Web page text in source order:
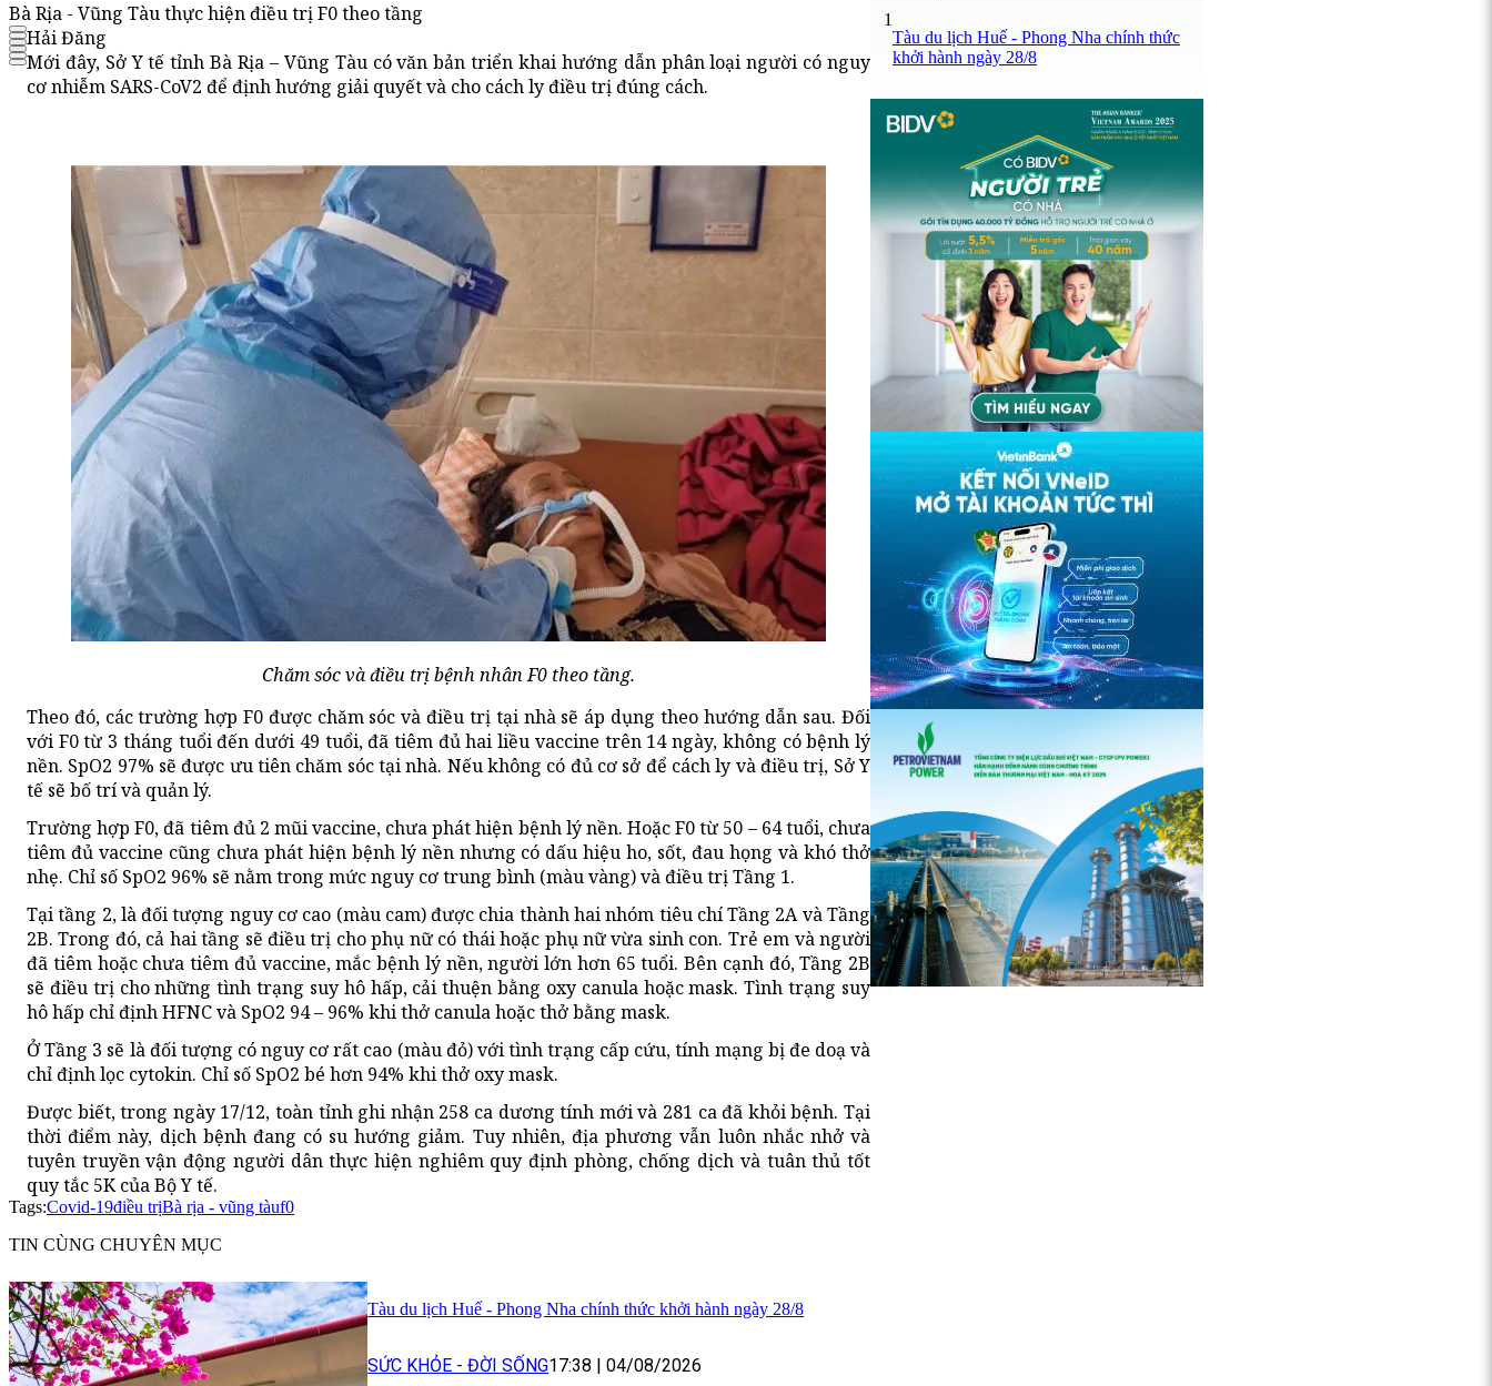
Bà Rịa - Vũng Tàu thực hiện điều trị F0 theo tầng
Hải Đăng
Mới đây, Sở Y tế tỉnh Bà Rịa – Vũng Tàu có văn bản triển khai hướng dẫn phân loại người có nguy
cơ nhiễm SARS-CoV2 để định hướng giải quyết và cho cách ly điều trị đúng cách.
Chăm sóc và điều trị bệnh nhân F0 theo tầng.
Theo đó, các trường hợp F0 được chăm sóc và điều trị tại nhà sẽ áp dụng theo hướng dẫn sau. Đối
với F0 từ 3 tháng tuổi đến dưới 49 tuổi, đã tiêm đủ hai liều vaccine trên 14 ngày, không có bệnh lý
nền. SpO2 97% sẽ được ưu tiên chăm sóc tại nhà. Nếu không có đủ cơ sở để cách ly và điều trị, Sở Y
tế sẽ bố trí và quản lý.
Trường hợp F0, đã tiêm đủ 2 mũi vaccine, chưa phát hiện bệnh lý nền. Hoặc F0 từ 50 – 64 tuổi, chưa
tiêm đủ vaccine cũng chưa phát hiện bệnh lý nền nhưng có dấu hiệu ho, sốt, đau họng và khó thở
nhẹ. Chỉ số SpO2 96% sẽ nằm trong mức nguy cơ trung bình (màu vàng) và điều trị Tầng 1.
Tại tầng 2, là đối tượng nguy cơ cao (màu cam) được chia thành hai nhóm tiêu chí Tầng 2A và Tầng
2B. Trong đó, cả hai tầng sẽ điều trị cho phụ nữ có thái hoặc phụ nữ vừa sinh con. Trẻ em và người
đã tiêm hoặc chưa tiêm đủ vaccine, mắc bệnh lý nền, người lớn hơn 65 tuổi. Bên cạnh đó, Tầng 2B
sẽ điều trị cho những tình trạng suy hô hấp, cải thuện bằng oxy canula hoặc mask. Tình trạng suy
hô hấp chỉ định HFNC và SpO2 94 – 96% khi thở canula hoặc thở bằng mask.
Ở Tầng 3 sẽ là đối tượng có nguy cơ rất cao (màu đỏ) với tình trạng cấp cứu, tính mạng bị đe doạ và
chỉ định lọc cytokin. Chỉ số SpO2 bé hơn 94% khi thở oxy mask.
Được biết, trong ngày 17/12, toàn tỉnh ghi nhận 258 ca dương tính mới và 281 ca đã khỏi bệnh. Tại
thời điểm này, dịch bệnh đang có su hướng giảm. Tuy nhiên, địa phương vẫn luôn nhắc nhở và
tuyên truyền vận động người dân thực hiện nghiêm quy định phòng, chống dịch và tuân thủ tốt
quy tắc 5K của Bộ Y tế.
Tags:Covid-19điều trịBà rịa - vũng tàuf0
TIN CÙNG CHUYÊN MỤC
Tàu du lịch Huế - Phong Nha chính thức khởi hành ngày 28/8
SỨC KHỎE - ĐỜI SỐNG17:38 | 04/08/2026
1
Tàu du lịch Huế - Phong Nha chính thức
khởi hành ngày 28/8